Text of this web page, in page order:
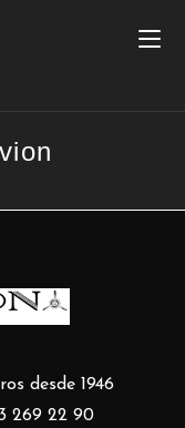
desde 1946
269 22 90